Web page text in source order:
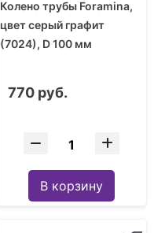
Колено трубы Foramina,
цвет серый графит
(7024), D 100 мм
770 руб.
В корзину